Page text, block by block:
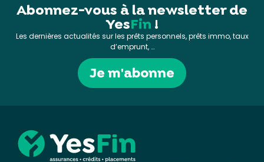
Abonnez-vous à la newsletter de
YesFin !
Les dernières actualités sur les prêts personnels, prêts immo, taux
d’emprunt, …
Je m'abonne